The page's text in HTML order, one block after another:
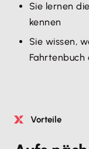
Sie lernen
kennen
Sie wissen,
Fahrtenbuch
Vorteile